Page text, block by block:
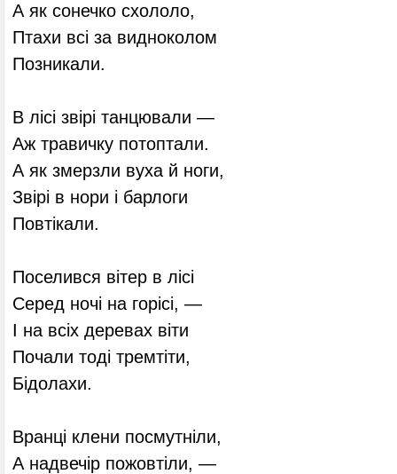
А як сонечко схололо,
Птахи всі за видноколом
Позникали.
В лісі звірі танцювали —
Аж травичку потоптали.
А як змерзли вуха й ноги,
Звірі в нори і барлоги
Повтікали.
Поселився вітер в лісі
Серед ночі на горісі, —
І на всіх деревах віти
Почали тоді тремтіти,
Бідолахи.
Вранці клени посмутніли,
А надвечір пожовтіли, —